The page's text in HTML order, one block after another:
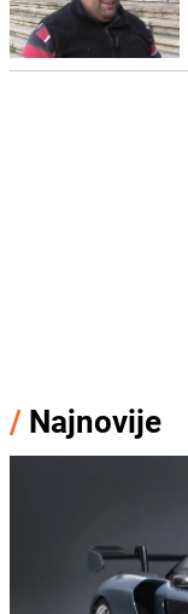
/ Najnovije